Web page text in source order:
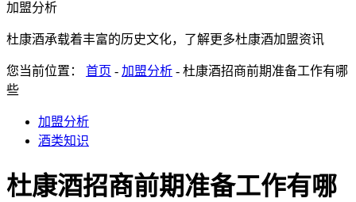
加盟分析
杜康酒承载着丰富的历史文化，了解更多杜康酒加盟资讯
您当前位置： 首页 - 加盟分析 - 杜康酒招商前期准备工作有哪
些
加盟分析
酒类知识
杜康酒招商前期准备工作有哪